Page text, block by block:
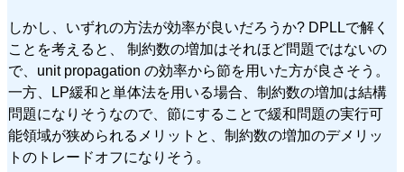
しかし、いずれの方法が効率が良いだろうか? DPLLで解く
ことを考えると、 制約数の増加はそれほど問題ではないの
で、unit propagation の効率から節を用いた方が良さそう。
一方、LP緩和と単体法を用いる場合、制約数の増加は結構
問題になりそうなので、節にすることで緩和問題の実行可
能領域が狭められるメリットと、制約数の増加のデメリッ
トのトレードオフになりそう。